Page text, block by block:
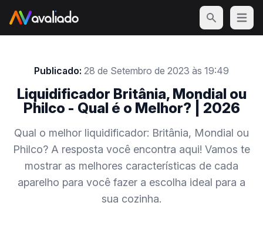
Open
Publicado: 28 de Setembro de 2023 às 19:49
Liquidificador Britânia, Mondial ou
Philco - Qual é o Melhor? | 2026
Qual o melhor liquidificador: Britânia, Mondial ou
Philco? A resposta você encontra aqui! Vamos te
mostrar as melhores características de cada
aparelho para você fazer a escolha ideal para a
sua cozinha.